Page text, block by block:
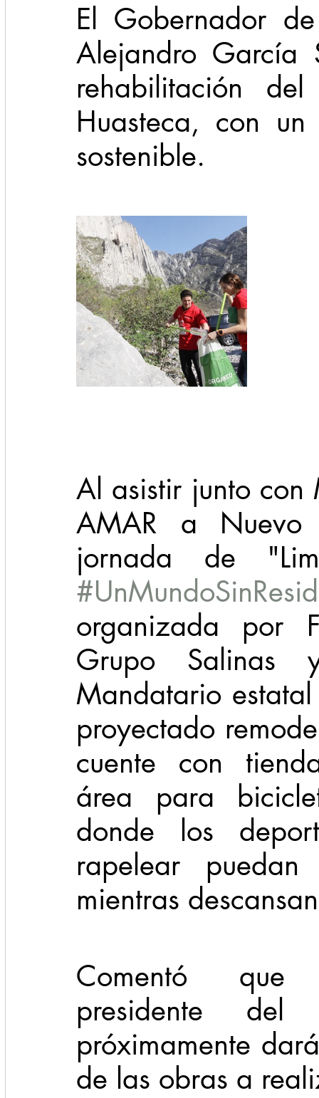
El Gobernador
Alejandro García
rehabilitación
Huasteca, con
sostenible.
Al asistir junto
AMAR a
organizada por
Grupo Salinas
Mandatario
proyectado
cuente con
área para
donde los
rapelear
mientras
Comentó que
presidente del
próximamente
de las obras a